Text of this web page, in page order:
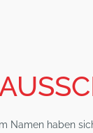
Namen haben